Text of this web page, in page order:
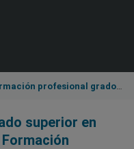
superior en